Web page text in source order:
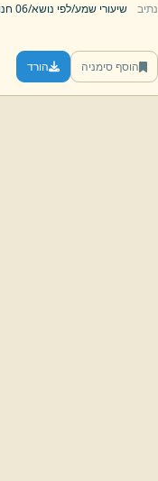
נתיב שיעורי שמע/לפי נושא/06 חנוכה/
הוסף סימניה הורד